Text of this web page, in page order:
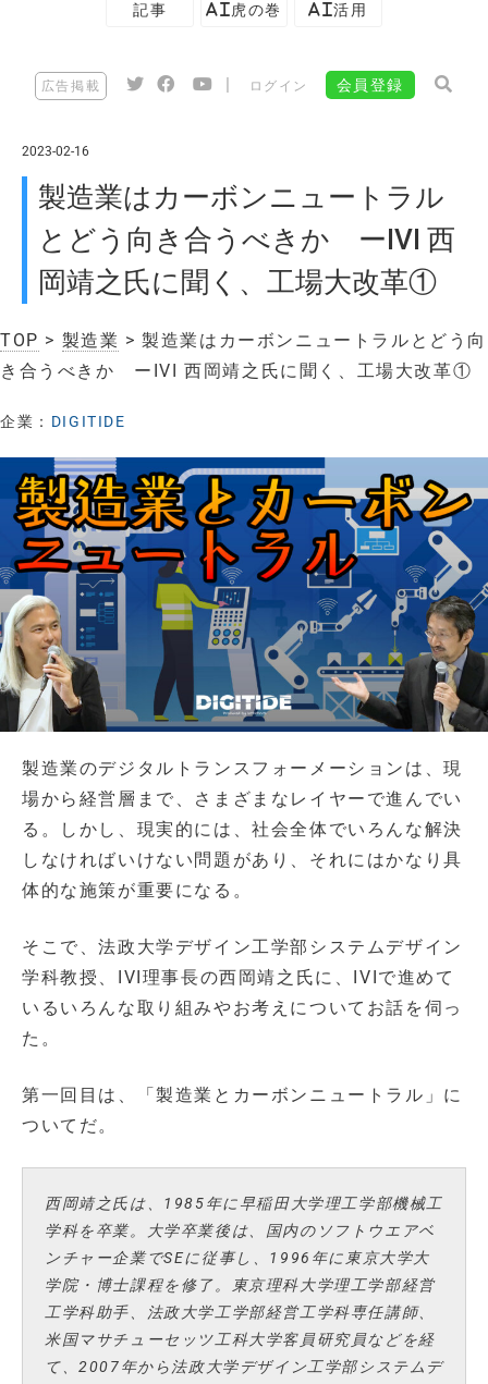
記事 AI虎の巻 AI活用
広告掲載 ログイン 会員登録
2023-02-16
製造業はカーボンニュートラル
とどう向き合うべきか ーIVI 西
岡靖之氏に聞く、工場大改革①
TOP > 製造業 > 製造業はカーボンニュートラルとどう向
き合うべきか ーIVI 西岡靖之氏に聞く、工場大改革①
企業： DIGITIDE
製造業のデジタルトランスフォーメーションは、現
場から経営層まで、さまざまなレイヤーで進んでい
る。しかし、現実的には、社会全体でいろんな解決
しなければいけない問題があり、それにはかなり具
体的な施策が重要になる。
そこで、法政大学デザイン工学部システムデザイン
学科教授、IVI理事長の西岡靖之氏に、IVIで進めて
いるいろんな取り組みやお考えについてお話を伺っ
た。
第一回目は、「製造業とカーボンニュートラル」に
ついてだ。
西岡靖之氏は、1985年に早稲田大学理工学部機械工
学科を卒業。大学卒業後は、国内のソフトウエアベ
ンチャー企業でSEに従事し、1996年に東京大学大
学院・博士課程を修了。東京理科大学理工学部経営
工学科助手、法政大学工学部経営工学科専任講師、
米国マサチューセッツ工科大学客員研究員などを経
て、2007年から法政大学デザイン工学部システムデ